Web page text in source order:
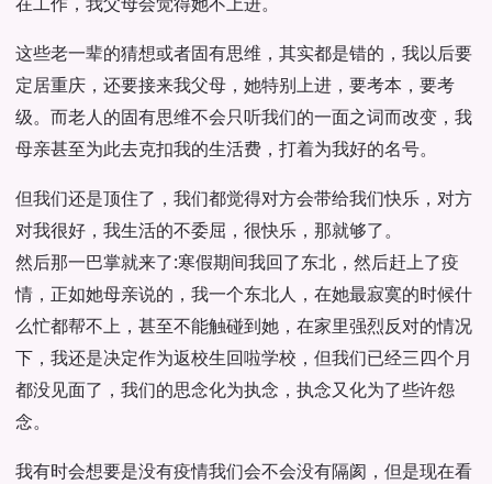
这些老一辈的猜想或者固有思维，其实都是错的，我以后要
定居重庆，还要接来我父母，她特别上进，要考本，要考
级。而老人的固有思维不会只听我们的一面之词而改变，我
母亲甚至为此去克扣我的生活费，打着为我好的名号。
但我们还是顶住了，我们都觉得对方会带给我们快乐，对方
对我很好，我生活的不委屈，很快乐，那就够了。
然后那一巴掌就来了:寒假期间我回了东北，然后赶上了疫
情，正如她母亲说的，我一个东北人，在她最寂寞的时候什
么忙都帮不上，甚至不能触碰到她，在家里强烈反对的情况
下，我还是决定作为返校生回啦学校，但我们已经三四个月
都没见面了，我们的思念化为执念，执念又化为了些许怨
念。
我有时会想要是没有疫情我们会不会没有隔阂，但是现在看